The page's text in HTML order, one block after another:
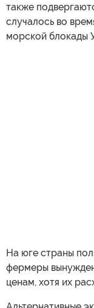
также
случалось во
морской блокады
На юге страны
фермеры
ценам, хотя их